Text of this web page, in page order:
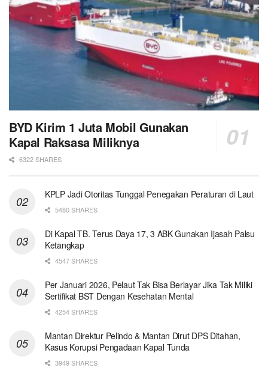
BYD Kirim 1 Juta Mobil Gunakan
Kapal Raksasa Miliknya
6322 SHARES
KPLP Jadi Otoritas Tunggal Penegakan Peraturan di Laut
5480 SHARES
Di Kapal TB. Terus Daya 17, 3 ABK Gunakan Ijasah Palsu
Ketangkap
4547 SHARES
Per Januari 2026, Pelaut Tak Bisa Berlayar Jika Tak Miliki
Sertifikat BST Dengan Kesehatan Mental
4254 SHARES
Mantan Direktur Pelindo & Mantan Dirut DPS Ditahan,
Kasus Korupsi Pengadaan Kapal Tunda
3949 SHARES